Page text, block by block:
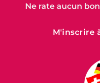
Ne rate aucun
M'inscrire